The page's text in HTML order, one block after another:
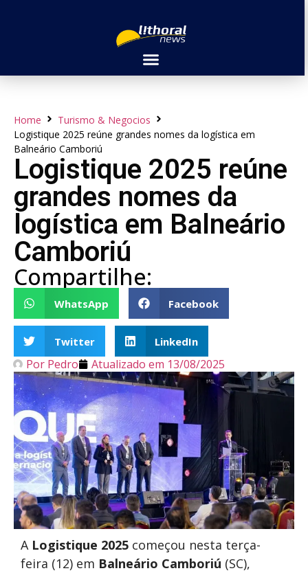
Home
Turismo & Negocios
Logistique 2025 reúne grandes nomes da logística em
Balneário Camboriú
Logistique 2025 reúne
grandes nomes da
logística em Balneário
Camboriú
Compartilhe:
WhatsApp Facebook
Twitter LinkedIn
Por Pedro Atualizado em 13/08/2025
A Logistique 2025 começou nesta terça-
feira (12) em Balneário Camboriú (SC),